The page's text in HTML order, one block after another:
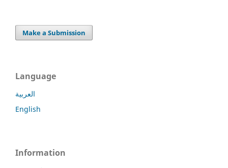
Make a Submission
Language
العربية
English
Information